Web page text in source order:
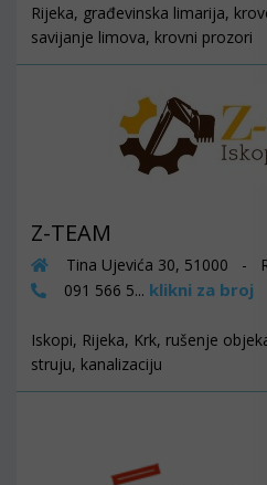
Rijeka, građevinska limarija,
savijanje limova, krovni prozori
Z-TEAM
Tina Ujevića 30, 51000 -
091 566 5... klikni za broj
Iskopi, Rijeka, Krk, rušenje
struju, kanalizaciju